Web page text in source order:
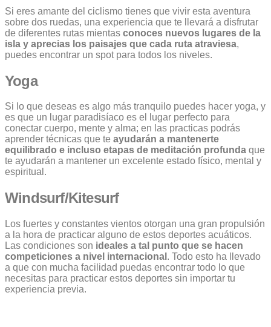
Si eres amante del ciclismo tienes que vivir esta aventura
sobre dos ruedas, una experiencia que te llevará a disfrutar
de diferentes rutas mientas conoces nuevos lugares de la
isla y aprecias los paisajes que cada ruta atraviesa,
puedes encontrar un spot para todos los niveles.
Yoga
Si lo que deseas es algo más tranquilo puedes hacer yoga, y
es que un lugar paradisíaco es el lugar perfecto para
conectar cuerpo, mente y alma; en las practicas podrás
aprender técnicas que te ayudarán a mantenerte
equilibrado e incluso etapas de meditación profunda que
te ayudarán a mantener un excelente estado físico, mental y
espiritual.
Windsurf/Kitesurf
Los fuertes y constantes vientos otorgan una gran propulsión
a la hora de practicar alguno de estos deportes acuáticos.
Las condiciones son ideales a tal punto que se hacen
competiciones a nivel internacional . Todo esto ha llevado
a que con mucha facilidad puedas encontrar todo lo que
necesitas para practicar estos deportes sin importar tu
experiencia previa.